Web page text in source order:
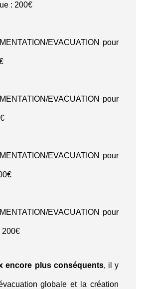
: 200€
EVACUATION pour
EVACUATION pour
EVACUATION pour
EVACUATION pour
200€
encore plus conséquents, il y
globale et la création